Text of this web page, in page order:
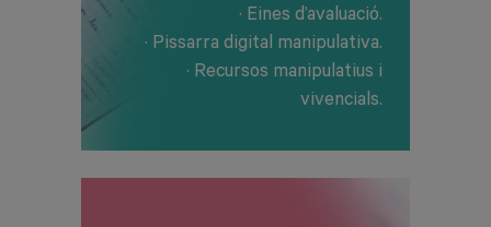
· Eines d’avaluació.
· Pissarra digital manipulativa.
· Recursos manipulatius i
vivencials.